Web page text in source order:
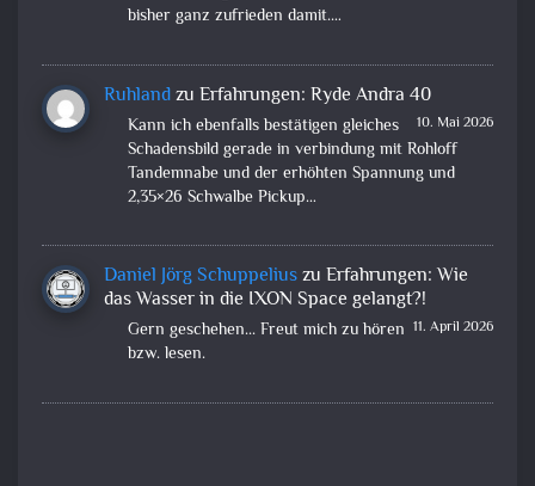
bisher ganz zufrieden damit.…
Ruhlandzu Erfahrungen: Ryde Andra 40
10. Mai 2026
Kann ich ebenfalls bestätigen gleiches
Schadensbild gerade in verbindung mit Rohloff
Tandemnabe und der erhöhten Spannung und
2,35×26 Schwalbe Pickup…
Daniel Jörg Schuppeliuszu Erfahrungen: Wie
das Wasser in die IXON Space gelangt?!
11. April 2026
Gern geschehen... Freut mich zu hören
bzw. lesen.